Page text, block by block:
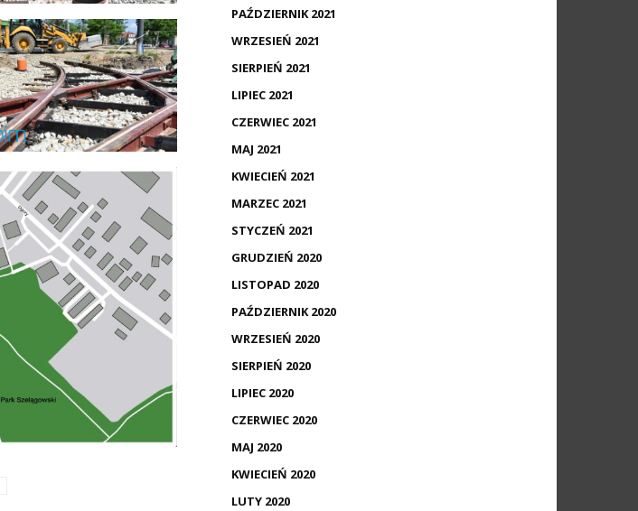
PAŹDZIERNIK 2021
WRZESIEŃ 2021
SIERPIEŃ 2021
LIPIEC 2021
CZERWIEC 2021
MAJ 2021
KWIECIEŃ 2021
MARZEC 2021
STYCZEŃ 2021
GRUDZIEŃ 2020
LISTOPAD 2020
PAŹDZIERNIK 2020
WRZESIEŃ 2020
SIERPIEŃ 2020
LIPIEC 2020
CZERWIEC 2020
MAJ 2020
KWIECIEŃ 2020
LUTY 2020